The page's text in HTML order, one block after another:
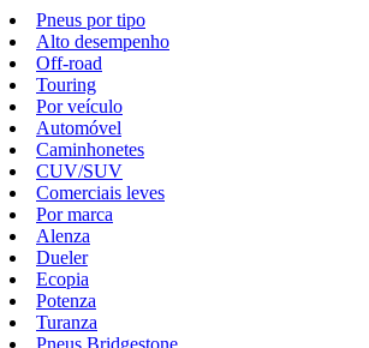
Pneus por tipo
Alto desempenho
Off-road
Touring
Por veículo
Automóvel
Caminhonetes
CUV/SUV
Comerciais leves
Por marca
Alenza
Dueler
Ecopia
Potenza
Turanza
Pneus Bridgestone